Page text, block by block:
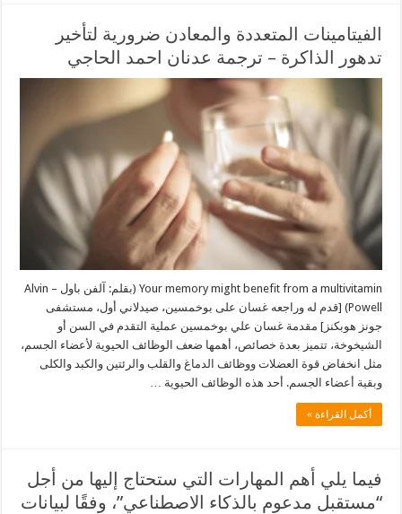
الفيتامينات المتعددة والمعادن ضرورية لتأخير
تدهور الذاكرة – ترجمة عدنان احمد الحاجي
Your memory might benefit from a multivitamin (بقلم: آلفن باول – Alvin
Powell) [قدم له وراجعه غسان على بوخمسين، صيدلاني أول، مستشفى
جونز هوبكنز] مقدمة غسان علي بوخمسين عملية التقدم في السن أو
الشيخوخة، تتميز بعدة خصائص، أهمها ضعف الوظائف الحيوية لأعضاء الجسم،
مثل انخفاض قوة العضلات ووظائف الدماغ والقلب والرئتين والكبد والكلى
وبقية أعضاء الجسم. أحد هذه الوظائف الحيوية …
أكمل القراءة »
فيما يلي أهم المهارات التي ستحتاج إليها من أجل
“مستقبل مدعوم بالذكاء الاصطناعي”، وفقًا لبيانات